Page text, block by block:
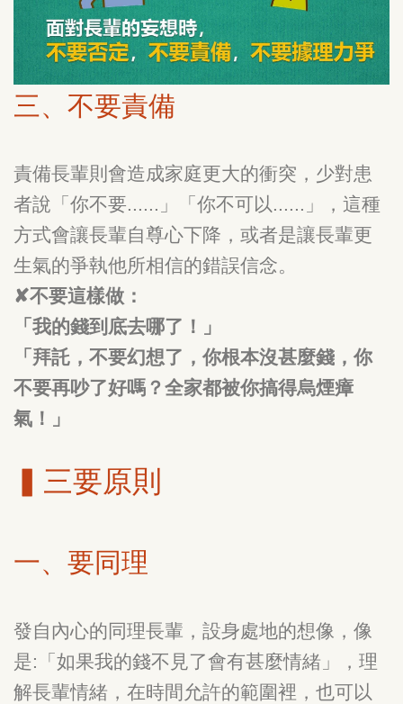
三、不要責備
責備長輩則會造成家庭更大的衝突，少對患
者說「你不要......」「你不可以......」，這種
方式會讓長輩自尊心下降，或者是讓長輩更
生氣的爭執他所相信的錯誤信念。
✘不要這樣做：
「我的錢到底去哪了！」
「拜託，不要幻想了，你根本沒甚麼錢，你
不要再吵了好嗎？全家都被你搞得烏煙瘴
氣！」
▍三要原則
一、要同理
發自內心的同理長輩，設身處地的想像，像
是:「如果我的錢不見了會有甚麼情緒」，理
解長輩情緒，在時間允許的範圍裡，也可以